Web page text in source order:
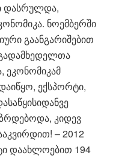
დასრულდა,
ნოემბერში
გაანგარიშებით
ეკონომიკამ
ექსპორტი,
კიდევ
– 2012
დაახლოებით 194